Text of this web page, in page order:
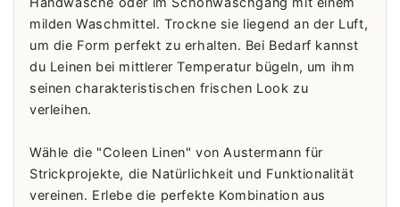
milden Waschmittel. Trockne sie liegend an der Luft,
um die Form perfekt zu erhalten. Bei Bedarf kannst
du Leinen bei mittlerer Temperatur bügeln, um ihm
seinen charakteristischen frischen Look zu
verleihen.
Wähle die "Coleen Linen" von Austermann für
Strickprojekte, die Natürlichkeit und Funktionalität
vereinen. Erlebe die perfekte Kombination aus